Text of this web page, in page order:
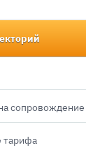
сопровождение